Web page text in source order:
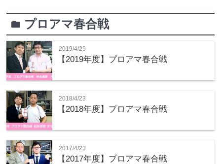
folder プロアマ春合戦
2019/4/29
【2019年度】プロアマ春合戦
2018/4/23
【2018年度】プロアマ春合戦
2017/4/23
【2017年度】プロアマ春合戦